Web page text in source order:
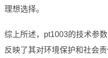
理想选择。
综上所述，pt1003的技术参
反映了其对环境保护和社会